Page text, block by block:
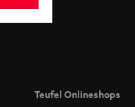
Teufel Onlineshops